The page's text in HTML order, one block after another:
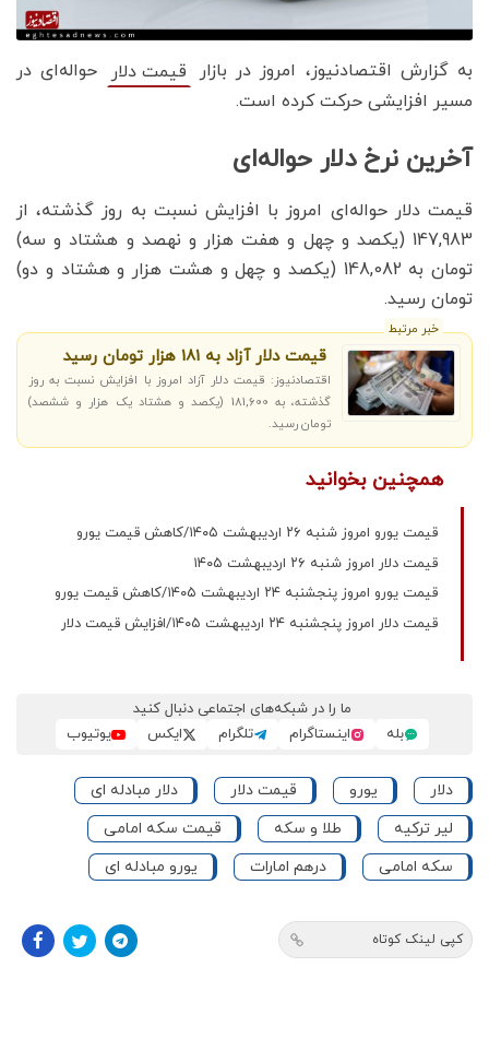
به گزارش اقتصادنیوز، امروز در بازار قیمت دلار
حواله‌ای در
مسیر افزایشی حرکت کرده است.
آخرین نرخ دلار حواله‌ای
قیمت دلار حواله‌ای امروز با افزایش نسبت به روز گذشته، از
147,983 (یکصد و چهل و هفت هزار و نهصد و هشتاد و سه)
تومان به 148,082 (یکصد و چهل و هشت هزار و هشتاد و دو)
تومان رسید.
خبر مرتبط
قیمت دلار آزاد به 181 هزار تومان رسید
اقتصادنیوز: قیمت دلار آزاد امروز با افزایش نسبت به روز
گذشته، به 181,600 (یکصد و هشتاد یک هزار و ششصد)
تومان رسید.
همچنین بخوانید
قیمت یورو امروز شنبه ۲۶ اردیبهشت ۱۴۰۵/کاهش قیمت یورو
قیمت دلار امروز شنبه ۲۶ اردیبهشت ۱۴۰۵
قیمت یورو امروز پنجشنبه ۲۴ اردیبهشت ۱۴۰۵/کاهش قیمت یورو
قیمت دلار امروز پنجشنبه ۲۴ اردیبهشت ۱۴۰۵/افزایش قیمت دلار
ما را در شبکه‌های اجتماعی دنبال کنید
بله
اینستاگرام تلگرام ایکس یوتیوب
دلار یورو قیمت دلار
دلار مبادله ای
لیر ترکیه
طلا و سکه
قیمت سکه امامی
سکه امامی
درهم امارات یورو مبادله ای
کپی لینک کوتاه